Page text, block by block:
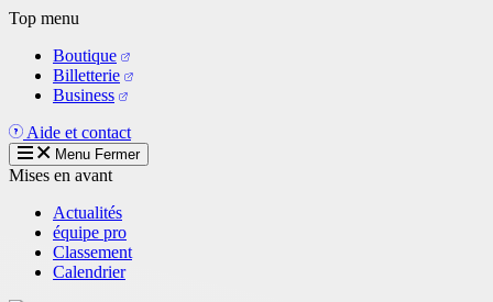
Aller
contenu
principal
Top menu
Boutique
Billetterie
Business
Aide et contact
Menu Fermer
Mises en avant
Actualités
équipe pro
Classement
Calendrier